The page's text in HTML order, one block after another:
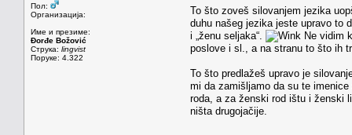
Пол:
Организација:
Име и презиме:
Đorđe Božović
Струка: lingvist
Поруке: 4.322
To što zoveš silovanjem jezika
duhu našeg jezika jeste upravo to
i „ženu seljaka“.
Ne vidim
poslove i sl., a na stranu to što ih
To što predlažeš upravo je
mi da zamišljamo da su te
roda, a za ženski rod ištu i ženski
ništa drugojačije.